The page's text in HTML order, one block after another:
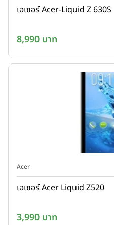
เอเซอร์ Acer-Liquid Z 630S
8,990 บาท
Acer
เอเซอร์ Acer Liquid Z520
3,990 บาท